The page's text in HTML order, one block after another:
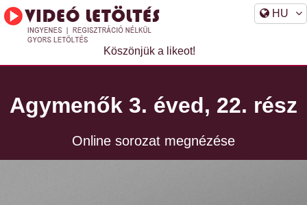
HU
Köszönjük a likeot!
Agymenők 3. éved, 22. rész
Online sorozat megnézése